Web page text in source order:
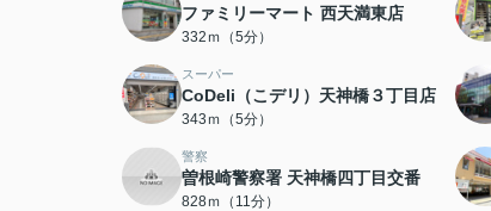
ファミリーマート 西天満東店
332ｍ（5分）
スーパー
CoDeli（こデリ）天神橋３丁目店
343ｍ（5分）
警察
曽根崎警察署 天神橋四丁目交番
828ｍ（11分）